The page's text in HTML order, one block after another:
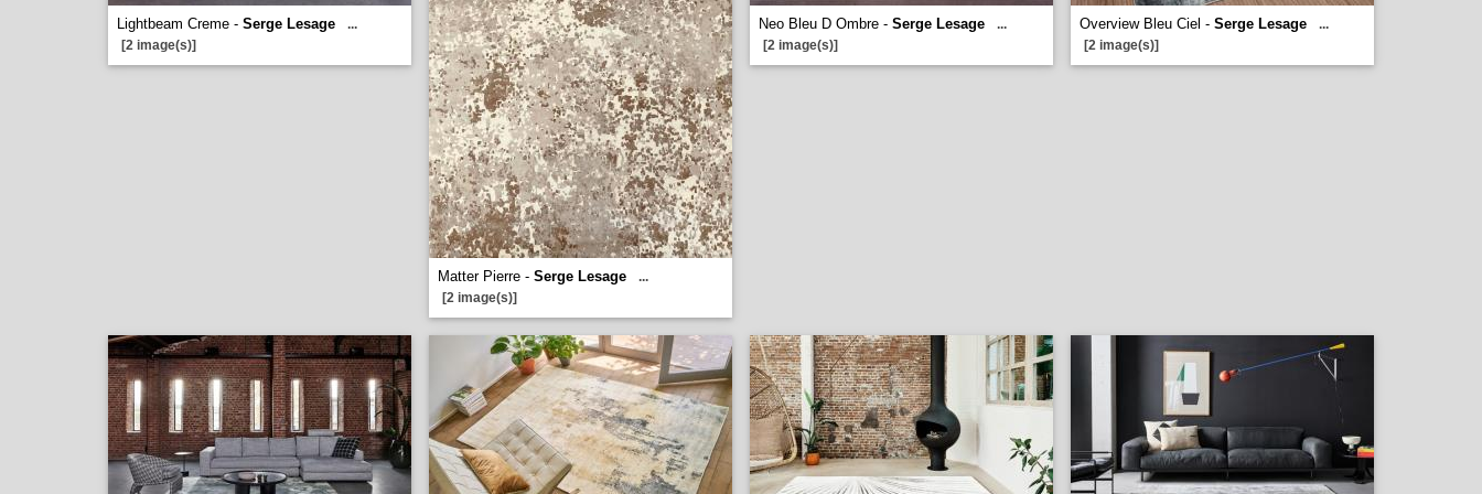
Lightbeam Creme - Serge Lesage
...
[2 image(s)]
Matter Pierre - Serge Lesage
...
[2 image(s)]
Neo Bleu D Ombre - Serge Lesage
...
[2 image(s)]
Overview Bleu Ciel - Serge Lesage
...
[2 image(s)]